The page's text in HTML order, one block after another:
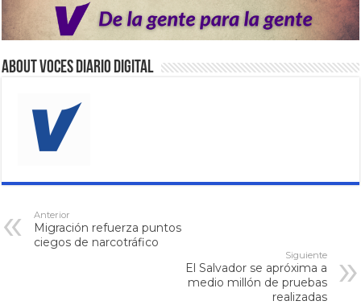
About VOCES Diario digital
Anterior
Migración refuerza puntos
ciegos de narcotráfico
Siguiente
El Salvador se apróxima a
medio millón de pruebas
realizadas